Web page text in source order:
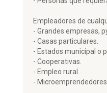
Empleadores de
- Grandes empresas,
- Casas particulares.
- Estados municipal o
- Cooperativas.
- Empleo rural.
- Microemprendedores